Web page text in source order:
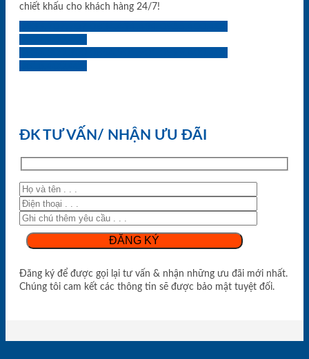
chiết khấu cho khách hàng 24/7!
ĐK TƯ VẤN/ NHẬN ƯU ĐÃI
Đăng ký để được gọi lại tư vấn & nhận những ưu đãi mới nhất.
Chúng tôi cam kết các thông tin sẽ được bảo mật tuyệt đối.